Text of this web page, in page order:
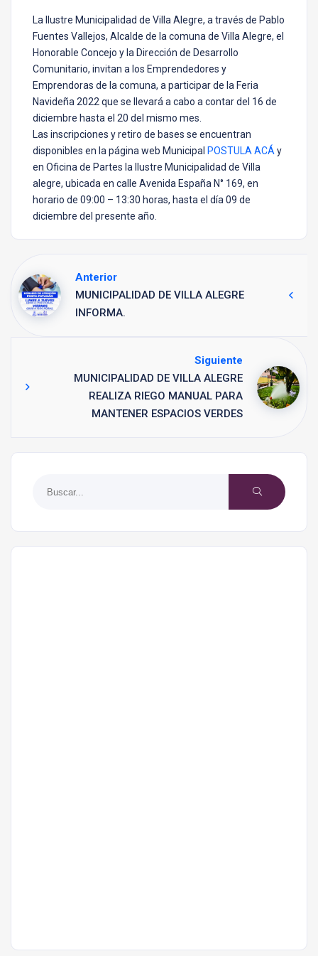
La Ilustre Municipalidad de Villa Alegre, a través de Pablo
Fuentes Vallejos, Alcalde de la comuna de Villa Alegre, el
Honorable Concejo y la Dirección de Desarrollo
Comunitario, invitan a los Emprendedores y
Emprendoras de la comuna, a participar de la Feria
Navideña 2022 que se llevará a cabo a contar del 16 de
diciembre hasta el 20 del mismo mes.
Las inscripciones y retiro de bases se encuentran
disponibles en la página web Municipal POSTULA ACÁy
en Oficina de Partes la Ilustre Municipalidad de Villa
alegre, ubicada en calle Avenida España N° 169, en
horario de 09:00 – 13:30 horas, hasta el día 09 de
diciembre del presente año.
Anterior
MUNICIPALIDAD DE VILLA ALEGRE
INFORMA.
Siguiente
MUNICIPALIDAD DE VILLA ALEGRE
REALIZA RIEGO MANUAL PARA
MANTENER ESPACIOS VERDES